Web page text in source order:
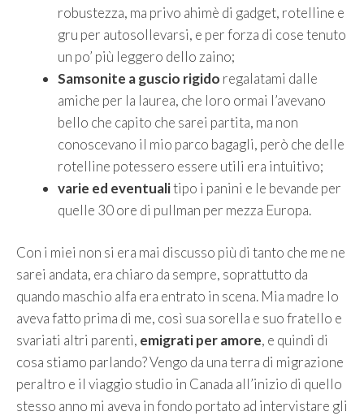
robustezza, ma privo ahimè di gadget, rotelline e
gru per autosollevarsi, e per forza di cose tenuto
un po’ più leggero dello zaino;
Samsonite a guscio rigido regalatami dalle
amiche per la laurea, che loro ormai l’avevano
bello che capito che sarei partita, ma non
conoscevano il mio parco bagagli, però che delle
rotelline potessero essere utili era intuitivo;
varie ed eventualitipo i panini e le bevande per
quelle 30 ore di pullman per mezza Europa.
Con i miei non si era mai discusso più di tanto che me ne
sarei andata, era chiaro da sempre, soprattutto da
quando maschio alfa era entrato in scena. Mia madre lo
aveva fatto prima di me, così sua sorella e suo fratello e
svariati altri parenti, emigrati per amore, e quindi di
cosa stiamo parlando? Vengo da una terra di migrazione
peraltro e il viaggio studio in Canada all’inizio di quello
stesso anno mi aveva in fondo portato ad intervistare gli